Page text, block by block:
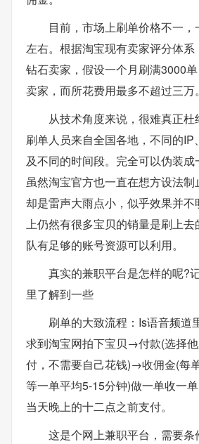
目前，市场上刷单价格不一
左右。根据淘宝现有卖家评分体
钻石卖家，假设一个月刷满3000
卖家，而所花费用最多不超过三万。
从技术角度来说，很难真正杜
刷单人员来自全国各地，不同的IP
及不同的时间段。完全可以伪装成
虽然淘宝官方也一直在想方设法
却是雷声大雨点小，似乎效果并
上仍然有很多宝贝的销量是刷上
队有足够的账号资源可以利用。
真实的兼职平台是怎样的呢?
里了解到一些
刷单的大致流程：Is语音频
求到淘宝网拍下宝贝→付款(选择
付，不需要自己花钱)→收佣金(每
等一单平均5-15分钟)做一单收一
当天晚上的十二点之前支付。
这是个网上兼职平台，需要